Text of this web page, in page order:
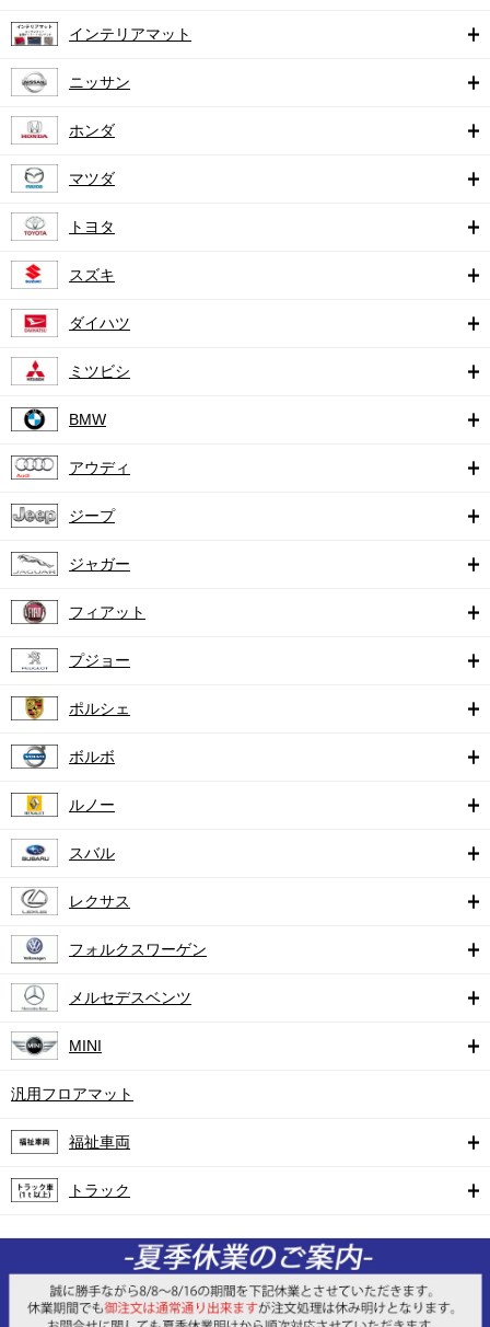
インテリアマット
ニッサン
ホンダ
マツダ
トヨタ
スズキ
ダイハツ
ミツビシ
BMW
アウディ
ジープ
ジャガー
フィアット
プジョー
ポルシェ
ボルボ
ルノー
スバル
レクサス
フォルクスワーゲン
メルセデスベンツ
MINI
汎用フロアマット
福祉車両
トラック